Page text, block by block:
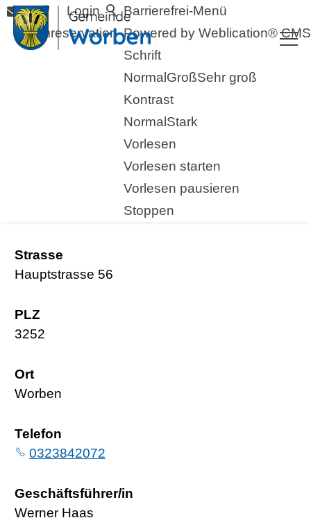
Barrierefrei-Menü
Powered by Weblication® CMS
Schrift
Normal GroßSehr groß
Kontrast
Normal Stark
Vorlesen
Vorlesen starten
Vorlesen pausieren
Stoppen
Login
Raumreservation
zurück zur Übersicht
Velo- und Mofahandel
Strasse
Hauptstrasse 56
PLZ
3252
Ort
Worben
Telefon
0323842072
Geschäftsführer/in
Werner Haas